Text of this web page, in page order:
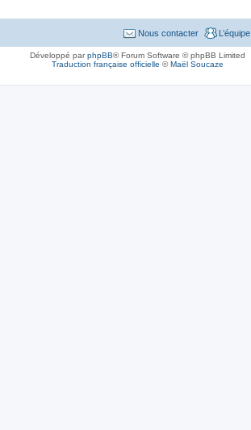
L’équipe
Nous contacter
Développé parphpBB® Forum Software © phpBB Limited
Traduction française officielle ©Maël Soucaze